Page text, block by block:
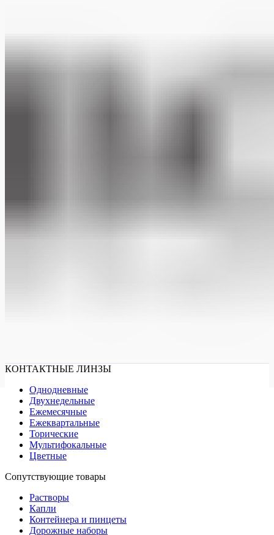
КОНТАКТНЫЕ ЛИНЗЫ
Однодневные
Двухнедельные
Ежемесячные
Ежеквартальные
Торические
Мультифокальные
Цветные
Сопутствующие товары
Растворы
Капли
Контейнера и пинцеты
Дорожные наборы